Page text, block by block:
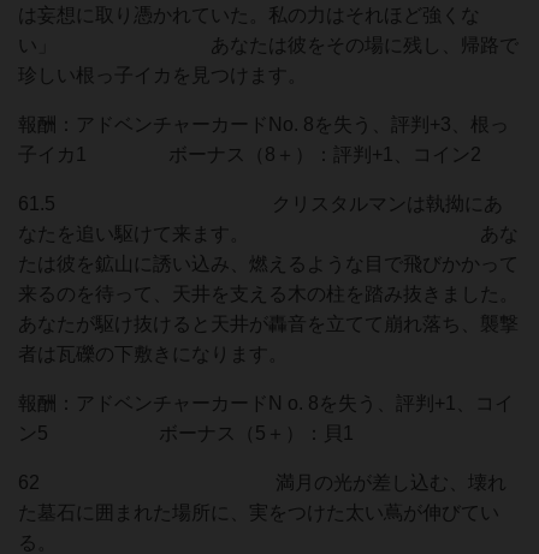
は妄想に取り憑かれていた。私の力はそれほど強くな
い」 あなたは彼をその場に残し、帰路で
珍しい根っ子イカを見つけます。
報酬：アドベンチャーカードNo. 8を失う、評判+3、根っ
子イカ1 ボーナス（8＋）：評判+1、コイン2
61.5 クリスタルマンは執拗にあ
なたを追い駆けて来ます。 あな
たは彼を鉱山に誘い込み、燃えるような目で飛びかかって
来るのを待って、天井を支える木の柱を踏み抜きました。
あなたが駆け抜けると天井が轟音を立てて崩れ落ち、襲撃
者は瓦礫の下敷きになります。
報酬：アドベンチャーカードN o. 8を失う、評判+1、コイ
ン5 ボーナス（5＋）：貝1
62 満月の光が差し込む、壊れ
た墓石に囲まれた場所に、実をつけた太い蔦が伸びてい
る。